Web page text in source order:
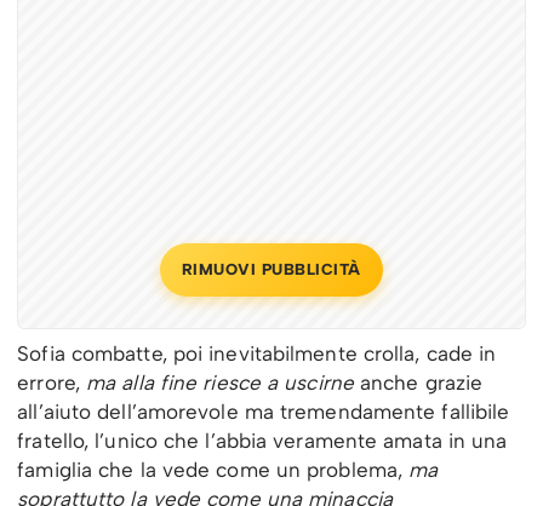
RIMUOVI PUBBLICITÀ
Sofia combatte, poi inevitabilmente crolla, cade in
errore, ma alla fine riesce a uscirneanche grazie
all’aiuto dell’amorevole ma tremendamente fallibile
fratello, l’unico che l’abbia veramente amata in una
famiglia che la vede come un problema, ma
soprattutto la vede come una minaccia